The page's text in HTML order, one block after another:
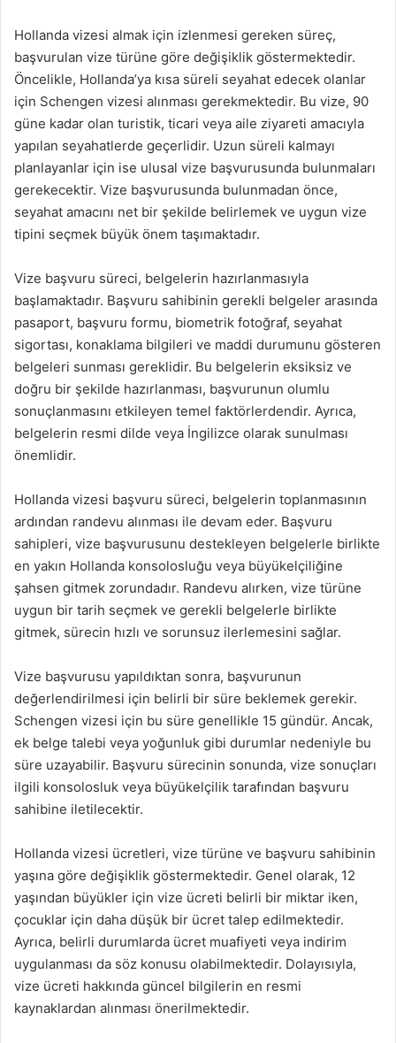
Hollanda vizesi almak için izlenmesi gereken süreç,
başvurulan vize türüne göre değişiklik göstermektedir.
Öncelikle, Hollanda’ya kısa süreli seyahat edecek olanlar
için Schengen vizesi alınması gerekmektedir. Bu vize, 90
güne kadar olan turistik, ticari veya aile ziyareti amacıyla
yapılan seyahatlerde geçerlidir. Uzun süreli kalmayı
planlayanlar için ise ulusal vize başvurusunda bulunmaları
gerekecektir. Vize başvurusunda bulunmadan önce,
seyahat amacını net bir şekilde belirlemek ve uygun vize
tipini seçmek büyük önem taşımaktadır.
Vize başvuru süreci, belgelerin hazırlanmasıyla
başlamaktadır. Başvuru sahibinin gerekli belgeler arasında
pasaport, başvuru formu, biometrik fotoğraf, seyahat
sigortası, konaklama bilgileri ve maddi durumunu gösteren
belgeleri sunması gereklidir. Bu belgelerin eksiksiz ve
doğru bir şekilde hazırlanması, başvurunun olumlu
sonuçlanmasını etkileyen temel faktörlerdendir. Ayrıca,
belgelerin resmi dilde veya İngilizce olarak sunulması
önemlidir.
Hollanda vizesi başvuru süreci, belgelerin toplanmasının
ardından randevu alınması ile devam eder. Başvuru
sahipleri, vize başvurusunu destekleyen belgelerle birlikte
en yakın Hollanda konsolosluğu veya büyükelçiliğine
şahsen gitmek zorundadır. Randevu alırken, vize türüne
uygun bir tarih seçmek ve gerekli belgelerle birlikte
gitmek, sürecin hızlı ve sorunsuz ilerlemesini sağlar.
Vize başvurusu yapıldıktan sonra, başvurunun
değerlendirilmesi için belirli bir süre beklemek gerekir.
Schengen vizesi için bu süre genellikle 15 gündür. Ancak,
ek belge talebi veya yoğunluk gibi durumlar nedeniyle bu
süre uzayabilir. Başvuru sürecinin sonunda, vize sonuçları
ilgili konsolosluk veya büyükelçilik tarafından başvuru
sahibine iletilecektir.
Hollanda vizesi ücretleri, vize türüne ve başvuru sahibinin
yaşına göre değişiklik göstermektedir. Genel olarak, 12
yaşından büyükler için vize ücreti belirli bir miktar iken,
çocuklar için daha düşük bir ücret talep edilmektedir.
Ayrıca, belirli durumlarda ücret muafiyeti veya indirim
uygulanması da söz konusu olabilmektedir. Dolayısıyla,
vize ücreti hakkında güncel bilgilerin en resmi
kaynaklardan alınması önerilmektedir.